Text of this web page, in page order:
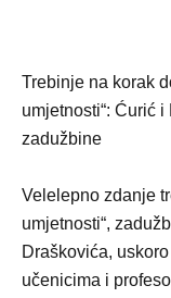
Trebinje na korak
umjetnosti“: Ćurić
zadužbine
Velelepno zdanje
umjetnosti“,
Draškovića,
učenicima i